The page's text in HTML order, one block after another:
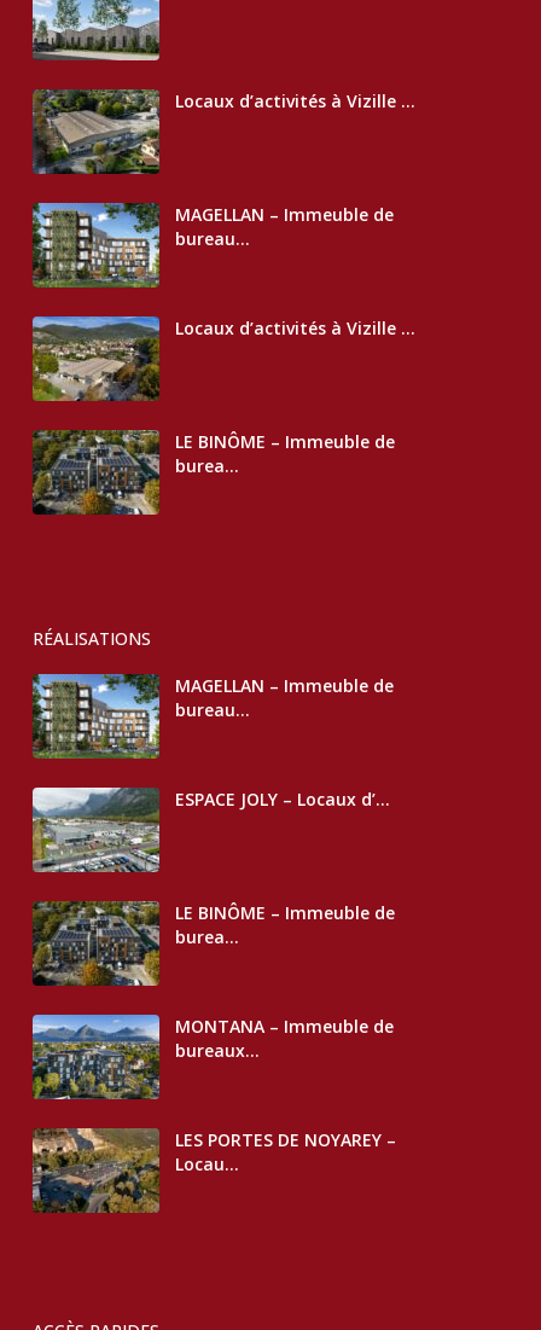
Locaux d’activités à Vizille ...
MAGELLAN – Immeuble de
bureau...
Locaux d’activités à Vizille ...
LE BINÔME – Immeuble de
burea...
RÉALISATIONS
MAGELLAN – Immeuble de
bureau...
ESPACE JOLY – Locaux d’...
LE BINÔME – Immeuble de
burea...
MONTANA – Immeuble de
bureaux...
LES PORTES DE NOYAREY –
Locau...